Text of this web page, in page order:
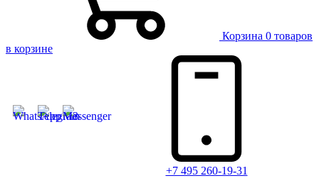
Корзина 0 товаров
в корзине
+7 495 260-19-31